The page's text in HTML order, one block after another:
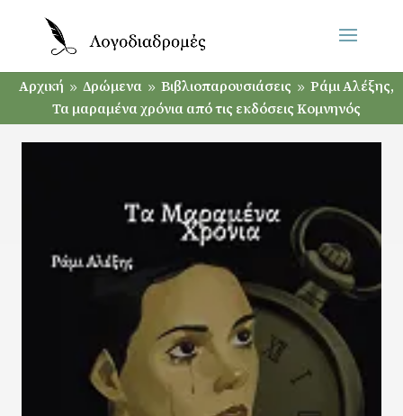
Αρχική 9 Δρώμενα 9 Βιβλιοπαρουσιάσεις 9 Ράμι Αλέξης,
Τα μαραμένα χρόνια από τις εκδόσεις Κομνηνός